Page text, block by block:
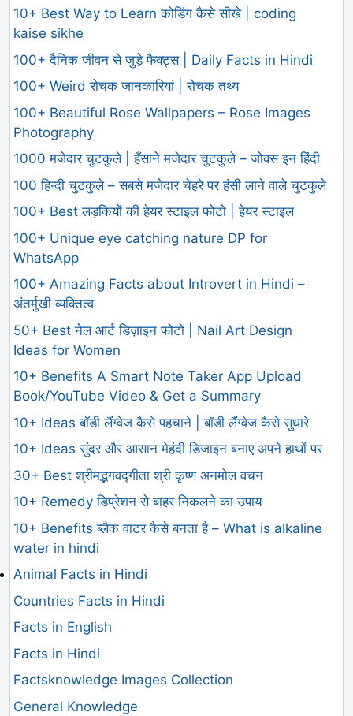
10+ Best Way to Learn कोडिंग कैसे सीखे | coding
kaise sikhe
100+ दैनिक जीवन से जुड़े फैक्ट्स | Daily Facts in Hindi
100+ Weird रोचक जानकारियां | रोचक तथ्य
100+ Beautiful Rose Wallpapers – Rose Images
Photography
1000 मजेदार चुटकुले | हँसाने मजेदार चुटकुले – जोक्स इन हिंदी
100 हिन्दी चुटकुले – सबसे मजेदार चेहरे पर हंसी लाने वाले चुटकुले
100+ Best लड़कियों की हेयर स्टाइल फोटो | हेयर स्टाइल
100+ Unique eye catching nature DP for
WhatsApp
100+ Amazing Facts about Introvert in Hindi –
अंतर्मुखी व्यक्तित्व
50+ Best नेल आर्ट डिज़ाइन फोटो | Nail Art Design
Ideas for Women
10+ Benefits A Smart Note Taker App Upload
Book/YouTube Video & Get a Summary
10+ Ideas बॉडी लैंग्वेज कैसे पहचाने | बॉडी लैंग्वेज कैसे सुधारे
10+ Ideas सुंदर और आसान मेहंदी डिजाइन बनाए अपने हाथों पर
30+ Best श्रीमद्भगवद्गीता श्री कृष्ण अनमोल वचन
10+ Remedy डिप्रेशन से बाहर निकलने का उपाय
10+ Benefits ब्लैक वाटर कैसे बनता है – What is alkaline
water in hindi
Animal Facts in Hindi
Countries Facts in Hindi
Facts in English
Facts in Hindi
Factsknowledge Images Collection
General Knowledge